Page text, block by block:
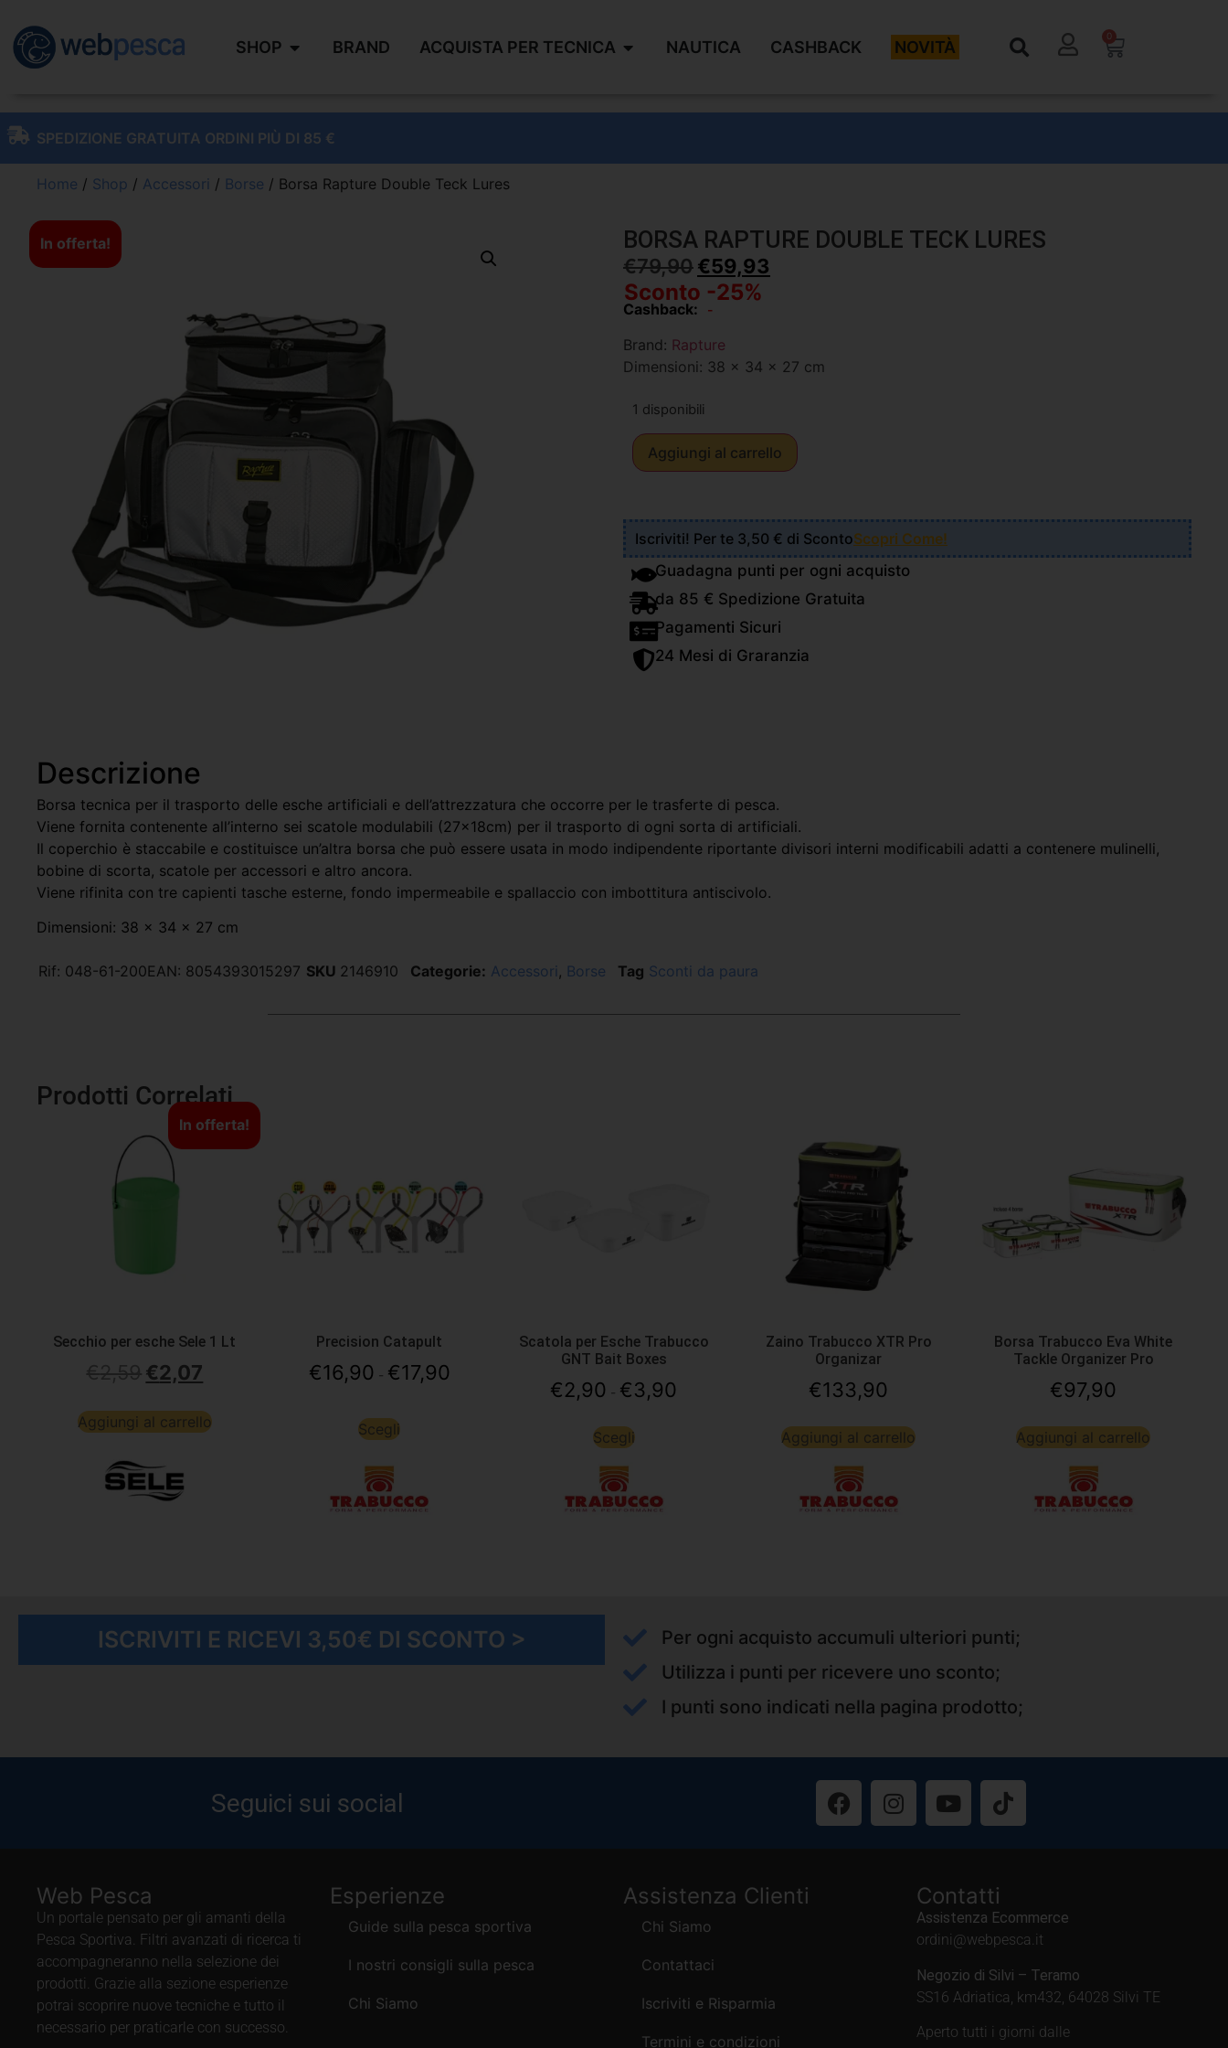
SHOP BRAND ACQUISTA PER TECNICA NAUTICA CASHBACK NOVITÀ
0
SPEDIZIONE GRATUITA ORDINI PIÙ DI 85 €
Home / Shop / Accessori / Borse / Borsa Rapture Double Teck Lures
In offerta! BORSA RAPTURE DOUBLE TECK LURES
€79,90€59,93
Sconto -25%
Cashback: -
Brand: Rapture
Dimensioni: 38 x 34 x 27 cm
1 disponibili
Aggiungi al carrello
Iscriviti! Per te 3,50 € di ScontoScopri Come!
Guadagna punti per ogni acquisto
da 85 € Spedizione Gratuita
Pagamenti Sicuri
24 Mesi di Graranzia
Descrizione
Borsa tecnica per il trasporto delle esche artificiali e dell’attrezzatura che occorre per le trasferte di pesca.
Viene fornita contenente all’interno sei scatole modulabili (27x18cm) per il trasporto di ogni sorta di artificiali.
Il coperchio è staccabile e costituisce un’altra borsa che può essere usata in modo indipendente riportante divisori interni modificabili adatti a contenere mulinelli,
bobine di scorta, scatole per accessori e altro ancora.
Viene rifinita con tre capienti tasche esterne, fondo impermeabile e spallaccio con imbottitura antiscivolo.
Dimensioni: 38 x 34 x 27 cm
Rif: 048-61-200EAN: 8054393015297 SKU 2146910 Categorie: Accessori , Borse Tag Sconti da paura
Prodotti Correlati
In offerta!
Secchio per esche Sele 1 Lt
€2,07
Aggiungi al carrello
Precision Catapult
€16,90 - €17,90
Scegli
Scatola per Esche Trabucco
GNT Bait Boxes
€2,90 - €3,90
Scegli
Zaino Trabucco XTR Pro
Organizar
€133,90
Aggiungi al carrello
Borsa Trabucco Eva White
Tackle Organizer Pro
€97,90
Aggiungi al carrello
ISCRIVITI E RICEVI 3,50€ DI SCONTO >
Per ogni acquisto accumuli ulteriori punti;
Utilizza i punti per ricevere uno sconto;
I punti sono indicati nella pagina prodotto;
Seguici sui social
Web Pesca
Un portale pensato per gli amanti della
Pesca Sportiva. Filtri avanzati di ricerca ti
accompagneranno nella selezione dei
prodotti. Grazie alla sezione esperienze
potrai scoprire nuove tecniche e tutto il
necessario per praticarle con successo.
Esperienze
Guide sulla pesca sportiva
I nostri consigli sulla pesca
Chi Siamo
Assistenza Clienti
Chi Siamo
Contattaci
Iscriviti e Risparmia
Termini e condizioni
Contatti
Assistenza Ecommerce
ordini@webpesca.it
Negozio di Silvi – Teramo
SS16 Adriatica, km432, 64028 Silvi TE
Aperto tutti i giorni dalle